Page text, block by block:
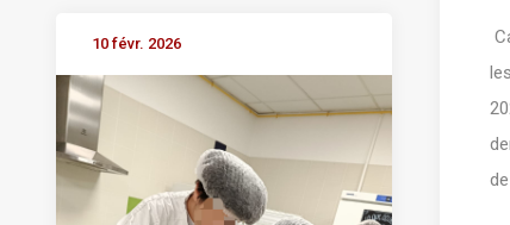
de
10 févr. 2026